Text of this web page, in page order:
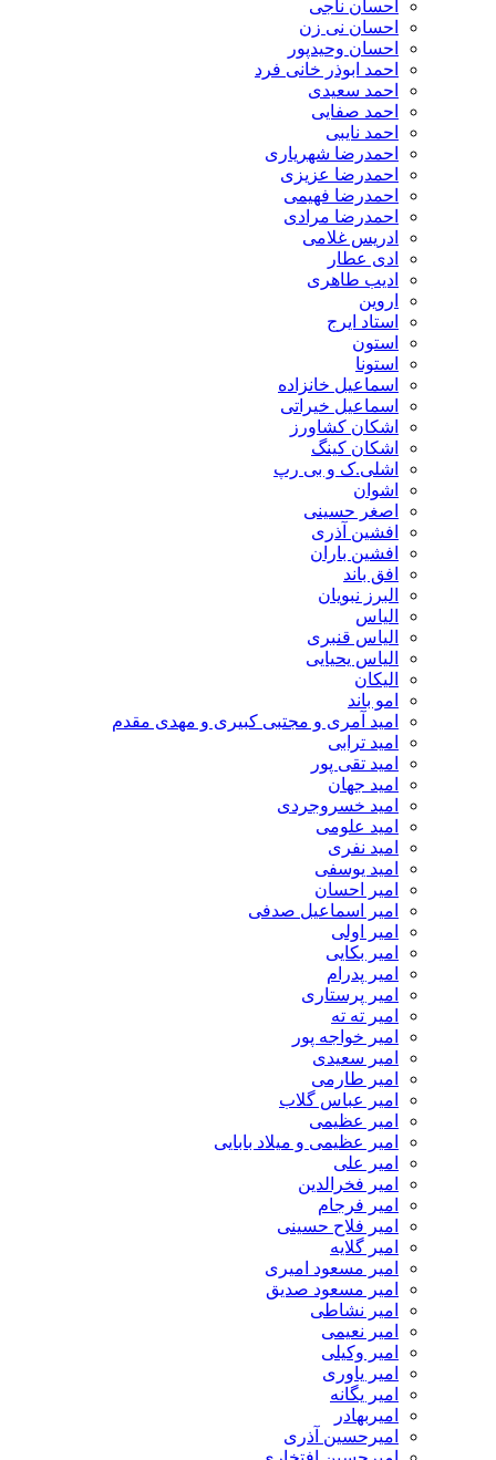
احسان ناجی
احسان نی زن
احسان وحیدپور
احمد ابوذر خانی فرد
احمد سعیدی
احمد صفایی
احمد نایبی
احمدرضا شهریاری
احمدرضا عزیزی
احمدرضا فهیمی
احمدرضا مرادی
ادریس غلامی
ادی عطار
ادیب طاهری
اروین
استاد ایرج
استون
استونا
اسماعیل خانزاده
اسماعیل خیراتی
اشکان کشاورز
اشکان کینگ
اشلی.ک و بی رپ
اشوان
اصغر حسینی
افشین آذری
افشین باران
افق باند
البرز نبویان
الیاس
الیاس قنبرى
الیاس یحیایی
الیکان
امو باند
امید آمری و مجتبی کبیری و مهدى مقدم
امید ترابی
امید تقی پور
امید جهان
امید خسروجردی
امید علومی
امید نفری
امید یوسفی
امیر احسان
امیر اسماعیل صدفی
امیر اولی
امیر بکایی
امیر پدرام
امیر پرستاری
امیر ته ته
امیر خواجه پور
امیر سعیدی
امیر طارمی
امیر عباس گلاب
امیر عظیمی
امیر عظیمی و میلاد بابایی
امیر علی
امیر فخرالدین
امیر فرجام
امیر فلاح حسینی
امیر گلایه
امیر مسعود امیری
امیر مسعود صدیق
امیر نشاطی
امیر نعیمی
امیر وکیلی
امیر یاوری
امیر یگانه
امیربهادر
امیرحسین آذری